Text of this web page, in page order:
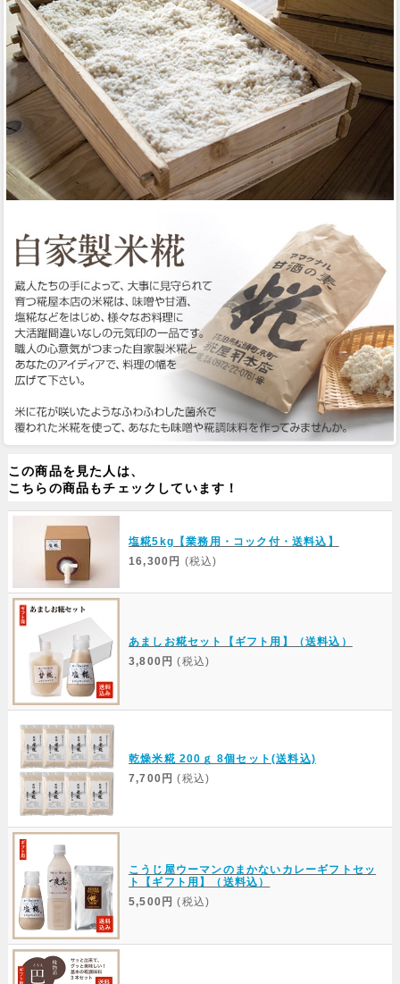
この商品を見た人は、
こちらの商品もチェックしています！
塩糀5kg【業務用・コック付・送料込】
16,300円 (税込)
あましお糀セット【ギフト用】（送料込）
3,800円 (税込)
乾燥米糀 200ｇ 8個セット(送料込)
7,700円 (税込)
こうじ屋ウーマンのまかないカレーギフトセッ
ト【ギフト用】（送料込）
5,500円 (税込)